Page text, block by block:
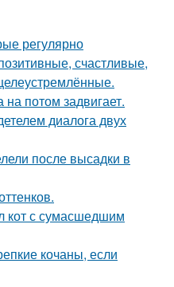
регулярно
счастливые,
потом задвигает.
диалога двух
после высадки в
кот с сумасшедшим
кочаны, если